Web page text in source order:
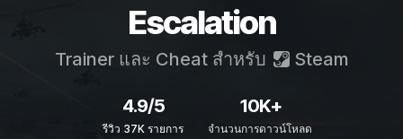
Escalation
Trainer และ Cheat สำหรับ Steam
4.9/5
รีวิว 37K รายการ
10K+
จำนวนการดาวน์โหลด